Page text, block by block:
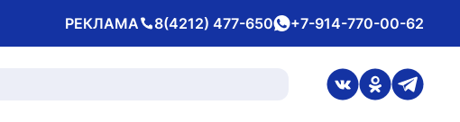
РЕКЛАМА
Телефон 8(4212) 477-650whatsApp
+7-914-770-00-62
ссылка на
ссылка на